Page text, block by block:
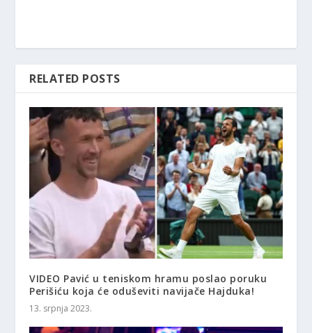
RELATED POSTS
VIDEO Pavić u teniskom hramu poslao poruku
Perišiću koja će oduševiti navijače Hajduka!
13. srpnja 2023.